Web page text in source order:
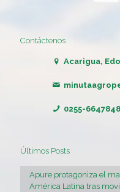
Contáctenos
Acarigua,
0255-6647848
Últimos Posts
Apure protagoniza el
América Latina tras